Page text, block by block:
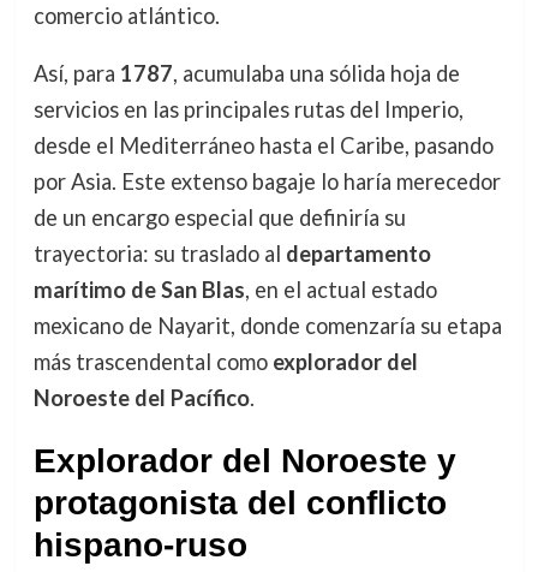
comercio atlántico.
Así, para 1787, acumulaba una sólida hoja de
servicios en las principales rutas del Imperio,
desde el Mediterráneo hasta el Caribe, pasando
por Asia. Este extenso bagaje lo haría merecedor
de un encargo especial que definiría su
trayectoria: su traslado al departamento
marítimo de San Blas, en el actual estado
mexicano de Nayarit, donde comenzaría su etapa
más trascendental como explorador del
Noroeste del Pacífico.
Explorador del Noroeste y
protagonista del conflicto
hispano-ruso